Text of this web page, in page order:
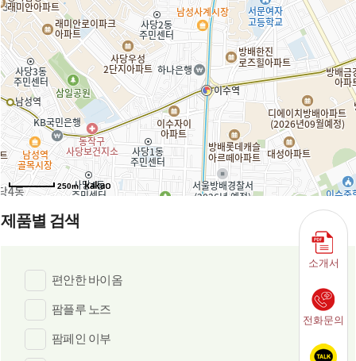
250m
제품별 검색
편안한 바이옴
팜플루 노즈
팜페인 이부
소개서
전화문의